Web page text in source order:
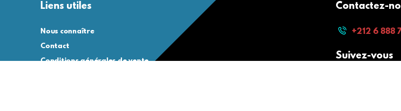
Liens utiles
Nous connaître
Contact
Conditions générales de vente
Contactez-
+212 6 888
Suivez-vous